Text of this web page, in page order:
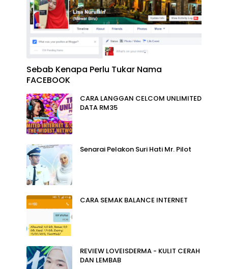
Sebab Kenapa Perlu Tukar Nama
FACEBOOK
CARA LANGGAN CELCOM UNLIMITED
DATA RM35
Senarai Pelakon Suri Hati Mr. Pilot
CARA SEMAK BALANCE INTERNET
REVIEW LOVEISDERMA - KULIT CERAH
DAN LEMBAB